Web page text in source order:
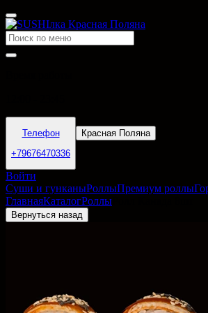
Телефон
+79676470336
Красная Поляна
Войти
Суши и гунканыРоллыПремиум роллы
ГлавнаяКаталогРоллы
Вернуться назад